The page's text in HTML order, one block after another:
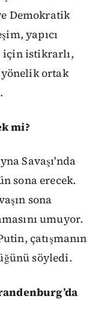
Demokratik
yapıcı
için istikrarlı,
yönelik ortak
mi?
Savaşı'nda
sona erecek.
sona
umuyor.
çatışmanın
söyledi.